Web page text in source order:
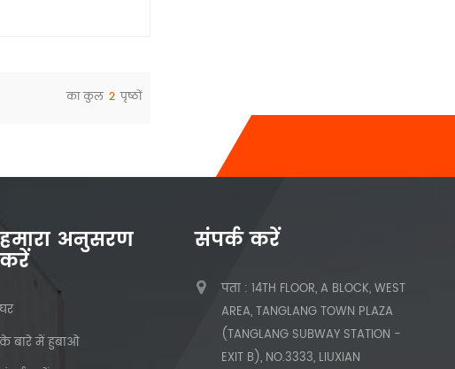
का कुल 2 पृष्ठों
हमारा अनुसरण
करें
घर
के बारे में हुबाओ
संपर्क करें
पता : 14TH FLOOR, A BLOCK, WEST
AREA, TANGLANG TOWN PLAZA
(TANGLANG SUBWAY STATION -
EXIT B), NO.3333, LIUXIAN